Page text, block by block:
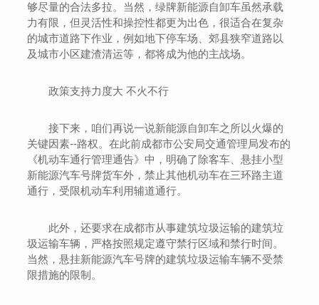
够尽量的合法多拉。当然，绿牌新能源自卸车虽然承载
力有限，但灵活性和操控性都更为出色，很适合在复杂
的城市道路下作业，例如地下停车场、郊县狭窄道路以
及城市小区建渣清运等，都将成为他的主战场。
政策支持力度大 不火不行
接下来，咱们再说一说新能源自卸车之所以火爆的
关键因素--路权。在此前成都市公安局交通管理局发布的
《机动车通行管理通告》中，明确了除客车、悬挂小型
新能源汽车号牌货车外，禁止其他机动车在三环路主道
通行，受限机动车利用辅道通行。
此外，还要求在成都市从事建筑垃圾运输的建筑垃
圾运输车辆，严格按照规定遵守禁行区域和禁行时间。
当然，悬挂新能源汽车号牌的建筑垃圾运输车辆不受禁
限措施的限制。